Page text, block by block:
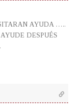
AYUDA …..
DESPUÉS